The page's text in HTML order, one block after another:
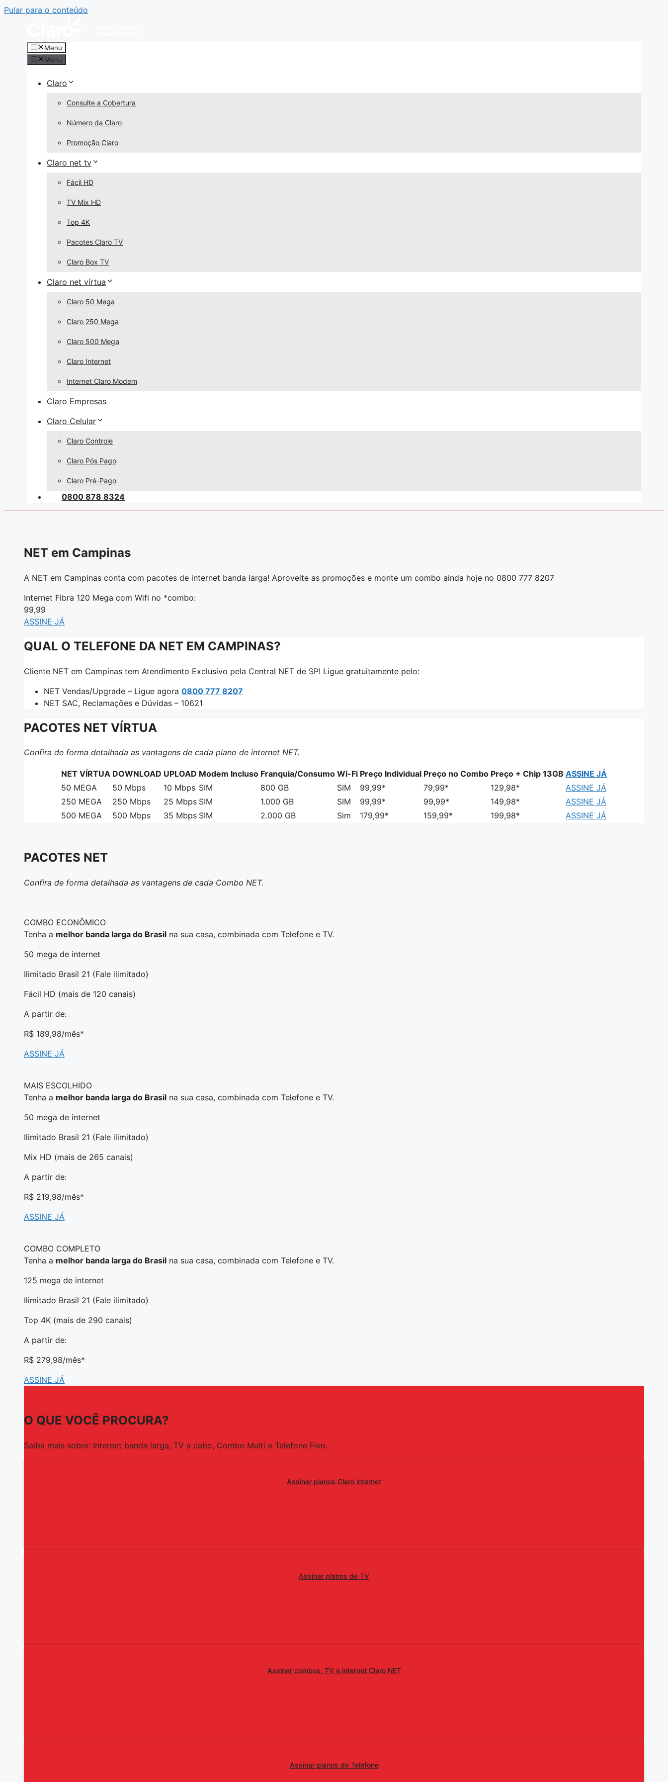
Pular para o conteúdo
Menu
Menu
Claro
Consulte a Cobertura
Número da Claro
Promoção Claro
Claro net tv
Fácil HD
TV Mix HD
Top 4K
Pacotes Claro TV
Claro Box TV
Claro net vírtua
Claro 50 Mega
Claro 250 Mega
Claro 500 Mega
Claro Internet
Internet Claro Modem
Claro Empresas
Claro Celular
Claro Controle
Claro Pós Pago
Claro Pré-Pago
0800 878 8324
NET em Campinas
A NET em Campinas conta com pacotes de internet banda larga! Aproveite as promoções e monte um combo ainda hoje no 0800 777 8207
Internet Fibra 120 Mega com Wifi no *combo:
99,99
ASSINE JÁ
QUAL O TELEFONE DA NET EM CAMPINAS?
Cliente NET em Campinas tem Atendimento Exclusivo pela Central NET de SP! Ligue gratuitamente pelo:
NET Vendas/Upgrade – Ligue agora 0800 777 8207
NET SAC, Reclamações e Dúvidas – 10621
PACOTES NET VÍRTUA
Confira de forma detalhada as vantagens de cada plano de internet NET.
NET VÍRTUA DOWNLOAD UPLOAD Modem Incluso Franquia/Consumo Wi-Fi Preço Individual Preço no Combo Preço + Chip 13GB ASSINE JÁ
50 MEGA 50 Mbps 10 Mbps SIM 800 GB SIM 99,99* 79,99* 129,98*
ASSINE JÁ
250 MEGA 250 Mbps 25 Mbps SIM 1.000 GB SIM 99,99* 99,99* 149,98*
ASSINE JÁ
500 MEGA 500 Mbps 35 Mbps SIM 2.000 GB Sim 179,99* 159,99* 199,98* ASSINE JÁ
PACOTES NET
Confira de forma detalhada as vantagens de cada Combo NET.
COMBO ECONÔMICO
Tenha a melhor banda larga do Brasil na sua casa, combinada com Telefone e TV.
50 mega de internet
Ilimitado Brasil 21 (Fale ilimitado)
Fácil HD (mais de 120 canais)
A partir de:
R$ 189,98/mês*
ASSINE JÁ
MAIS ESCOLHIDO
Tenha a melhor banda larga do Brasil na sua casa, combinada com Telefone e TV.
50 mega de internet
Ilimitado Brasil 21 (Fale ilimitado)
Mix HD (mais de 265 canais)
A partir de:
R$ 219,98/mês*
ASSINE JÁ
COMBO COMPLETO
Tenha a melhor banda larga do Brasil na sua casa, combinada com Telefone e TV.
125 mega de internet
Ilimitado Brasil 21 (Fale ilimitado)
Top 4K (mais de 290 canais)
A partir de:
R$ 279,98/mês*
ASSINE JÁ
O QUE VOCÊ PROCURA?
Saiba mais sobre: Internet banda larga, TV a cabo, Combo Multi e Telefone Fixo.
Assinar planos Claro internet
Assinar planos de TV
Assinar combos, TV e internet Claro NET
Assinar planos de Telefone